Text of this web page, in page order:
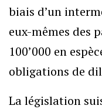
biais d’un
eux-mêmes des
100’000 en
obligations de
La législation